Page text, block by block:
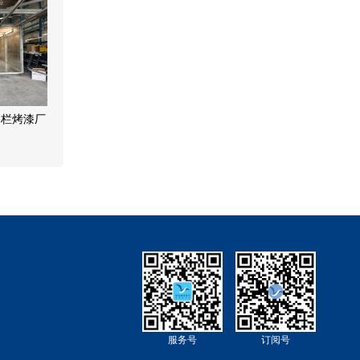
烤漆厂
订阅号
服务号